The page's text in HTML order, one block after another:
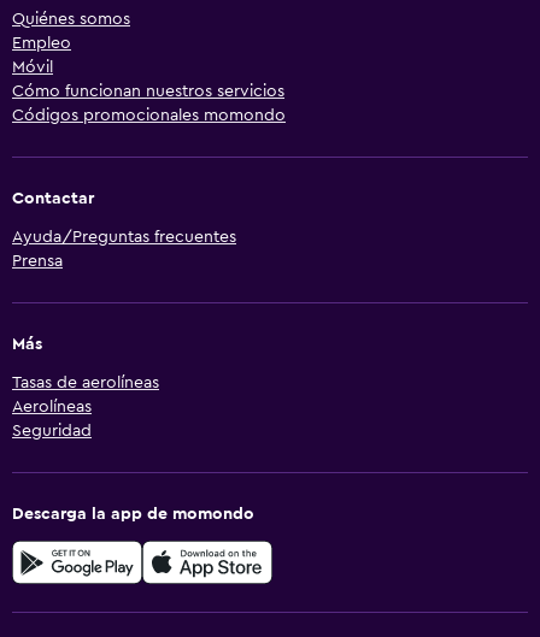
Quiénes somos
Empleo
Móvil
Cómo funcionan nuestros servicios
Códigos promocionales momondo
Contactar
Ayuda/Preguntas frecuentes
Prensa
Más
Tasas de aerolíneas
Aerolíneas
Seguridad
Descarga la app de momondo